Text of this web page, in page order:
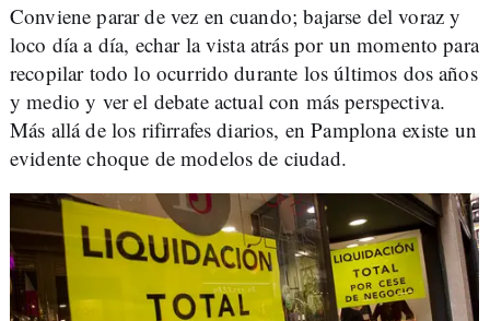
Conviene parar de vez en cuando; bajarse del voraz y
loco día a día, echar la vista atrás por un momento para
recopilar todo lo ocurrido durante los últimos dos años
y medio y ver el debate actual con más perspectiva.
Más allá de los rifirrafes diarios, en Pamplona existe un
evidente choque de modelos de ciudad.